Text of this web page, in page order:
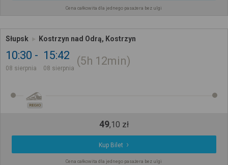
Cena całkowita dla jednego pasażera bez ulgi
Słupsk Kostrzyn nad Odrą, Kostrzyn
10:30
08 sierpnia
15:42
08 sierpnia
5h 12min
REGIO
49,10 zł
Kup Bilet
Cena całkowita dla jednego pasażera bez ulgi